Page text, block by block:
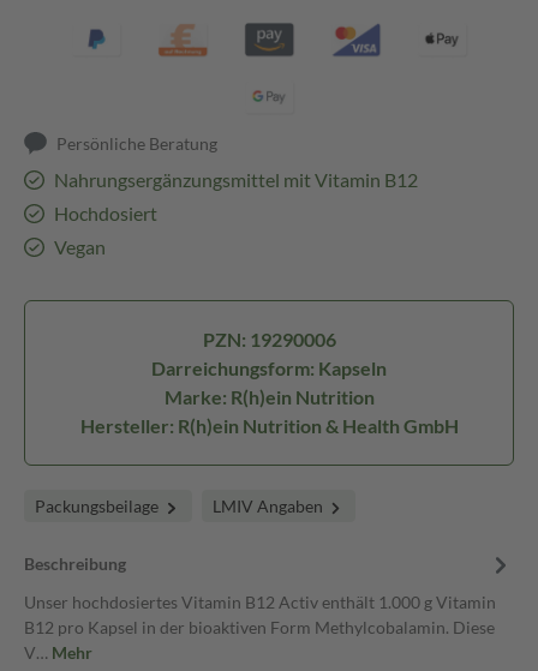
Persönliche Beratung
Nahrungsergänzungsmittel mit Vitamin B12
Hochdosiert
Vegan
PZN: 19290006
Darreichungsform: Kapseln
Marke: R(h)ein Nutrition
Hersteller: R(h)ein Nutrition & Health GmbH
Packungsbeilage LMIV Angaben
Beschreibung
Unser hochdosiertes Vitamin B12 Activ enthält 1.000 g Vitamin
B12 pro Kapsel in der bioaktiven Form Methylcobalamin. Diese
V… Mehr